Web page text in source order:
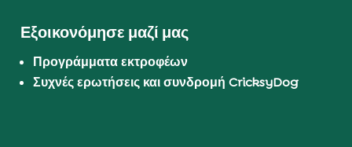
Εξοικονόμησε μαζί μας
Προγράμματα εκτροφέων
Συχνές ερωτήσεις και συνδρομή CricksyDog